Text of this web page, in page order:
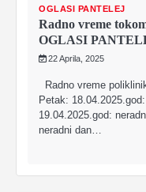
OGLASI PANTELEJ
Radno vreme
OGLASI
22 Aprila, 2025
Radno vreme
Petak:
19.04.2025.god:
neradni dan…